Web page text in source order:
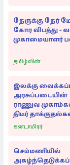
சீதாராமன்
நேருக்கு நேர்
கோர விபத்து -
முகாமையாளர்
தமிழ்வின்
இலக்கு
அரசுப்படையின்
ராணுவ
திடீர்
பறிக்கப்பட்ட
கனடாமிரர்
செம்மணியில்